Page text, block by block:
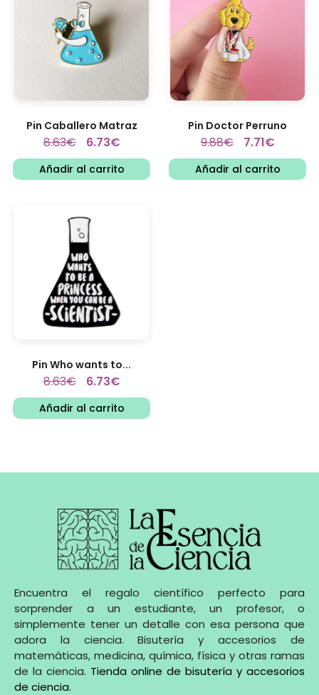
Pin Caballero Matraz
8.63€ 6.73€
Añadir al carrito
Pin Doctor Perruno
9.88€ 7.71€
Añadir al carrito
Pin Who wants to...
8.63€ 6.73€
Añadir al carrito
Encuentra el regalo científico perfecto para
sorprender a un estudiante, un profesor, o
simplemente tener un detalle con esa persona que
adora la ciencia. Bisutería y accesorios de
matemáticas, medicina, química, física y otras ramas
de la ciencia. Tienda online de bisutería y accesorios
de ciencia.